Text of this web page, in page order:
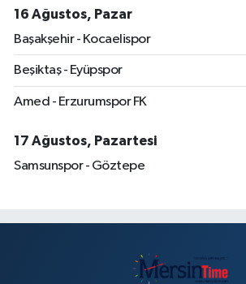
16 Ağustos, Pazar
Başakşehir - Kocaelispor
Beşiktaş - Eyüpspor
Amed - Erzurumspor FK
17 Ağustos, Pazartesi
Samsunspor - Göztepe